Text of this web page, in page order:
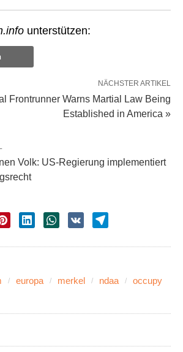
unterstützen:
NÄCHSTER ARTIKEL
Frontrunner Warns Martial Law Being
Established in America »
Volk: US-Regierung implementiert
europa merkel ndaa
occupy